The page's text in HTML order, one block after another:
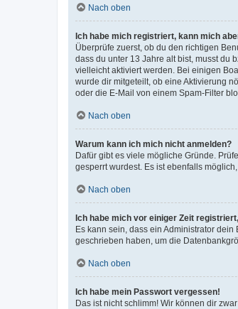
Nach oben
Ich habe mich registriert, kann mich
Überprüfe zuerst, ob du den richtigen
dass du unter 13 Jahre alt bist, musst du
vielleicht aktiviert werden. Bei einigen
wurde dir mitgeteilt, ob eine Aktivierung
oder die E-Mail von einem Spam-Filter
Nach oben
Warum kann ich mich nicht anmelden?
Dafür gibt es viele mögliche Gründe.
gesperrt wurdest. Es ist ebenfalls
Nach oben
Ich habe mich vor einiger Zeit
Es kann sein, dass ein Administrator
geschrieben haben, um die
Nach oben
Ich habe mein Passwort vergessen!
Das ist nicht schlimm! Wir können dir